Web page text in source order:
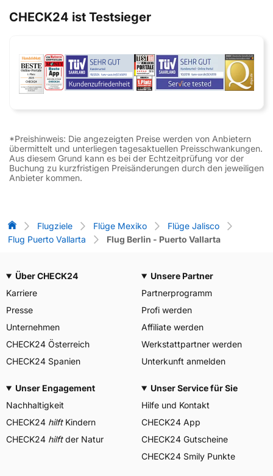
CHECK24 ist Testsieger
*Preishinweis: Die angezeigten Preise werden von Anbietern
übermittelt und unterliegen tagesaktuellen Preisschwankungen.
Aus diesem Grund kann es bei der Echtzeitprüfung vor der
Buchung zu kurzfristigen Preisänderungen durch den jeweiligen
Anbieter kommen.
Flug-Vergleich
Flugziele Flüge Mexiko
Flüge Jalisco
Flug Puerto Vallarta
Flug Berlin - Puerto Vallarta
Über CHECK24
Karriere
Presse
Unternehmen
CHECK24 Österreich
CHECK24 Spanien
Unsere Partner
Partnerprogramm
Profi werden
Affiliate werden
Werkstattpartner werden
Unterkunft anmelden
Unser Engagement
Nachhaltigkeit
CHECK24 hilftKindern
CHECK24 hilftder Natur
Unser Service für Sie
Hilfe und Kontakt
CHECK24 App
CHECK24 Gutscheine
CHECK24 Smily Punkte